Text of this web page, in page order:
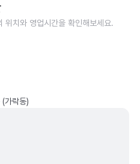
위치와 영업시간을 확인해보세요.
가락동)